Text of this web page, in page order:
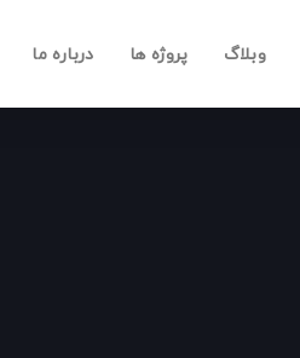
وبلاگ پروژه ها درباره ما